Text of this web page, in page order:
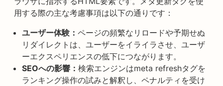
用する際の主な考慮事項は以下の通りです：
ユーザー体験： ページの頻繁なリロードや予期せぬ
リダイレクトは、ユーザーをイライラさせ、ユーザ
ーエクスペリエンスの低下につながります。
SEOへの影響： 検索エンジンはmeta refreshタグを
ランキング操作の試みと解釈し、ペナルティを受け